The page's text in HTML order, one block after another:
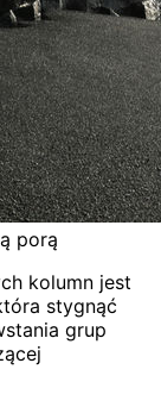
porą
kolumn jest
stygnąć
grup